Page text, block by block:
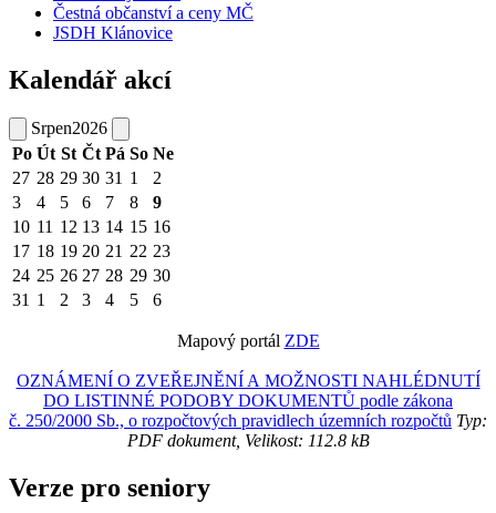
Čestná občanství a ceny MČ
JSDH Klánovice
Kalendář akcí
Srpen2026
Po Út St Čt Pá So Ne
27 28 29 30 31 1
2
3
4 5 6 7 8
9
10 11 12 13 14 15 16
17 18 19 20 21 22 23
24 25 26 27 28 29 30
31 1 2 3 4 5 6
Mapový portál ZDE
OZNÁMENÍ O ZVEŘEJNĚNÍ A MOŽNOSTI NAHLÉDNUTÍ
DO LISTINNÉ PODOBY DOKUMENTŮ podle zákona
č. 250/2000 Sb., o rozpočtových pravidlech územních rozpočtů Typ:
PDF dokument, Velikost: 112.8 kB
Verze pro seniory